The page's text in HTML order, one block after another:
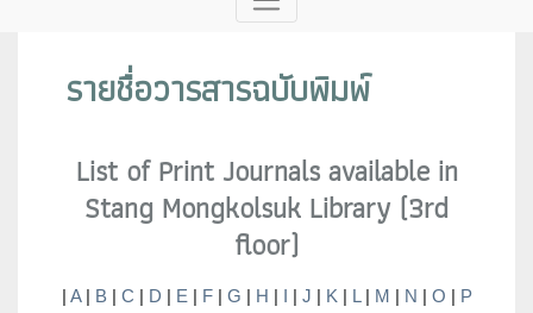
รายชื่อวารสารฉบับพิมพ์
List of Print Journals available in
Stang Mongkolsuk Library (3rd
floor)
| A| B | C | D | E | F| G | H | I | J | K | L| M | N | O | P